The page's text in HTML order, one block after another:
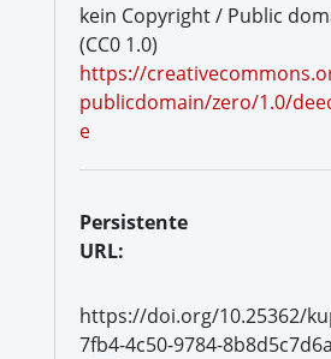
kein Copyright / Public
(CC0 1.0)
https://
publicdomain/zero/1.0/
e
Persistente
URL:
https://doi.org/10.25362/
7fb4-4c50-9784-